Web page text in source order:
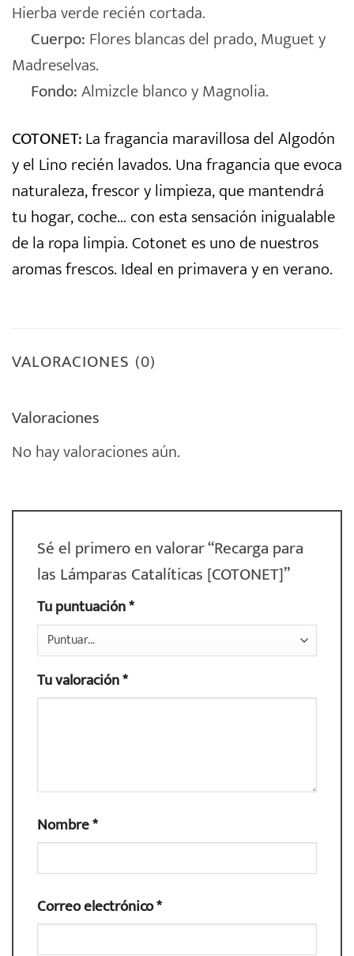
Hierba verde recién cortada.
Cuerpo: Flores blancas del prado, Muguet y
Madreselvas.
Fondo:Almizcle blanco y Magnolia.
COTONET:La fragancia maravillosa del Algodón
y el Lino recién lavados. Una fragancia que evoca
naturaleza, frescor y limpieza, que mantendrá
tu hogar, coche… con esta sensación inigualable
de la ropa limpia. Cotonet es uno de nuestros
aromas frescos. Ideal en primavera y en verano.
VALORACIONES (0)
Valoraciones
No hay valoraciones aún.
Sé el primero en valorar “Recarga para
las Lámparas Catalíticas [COTONET]”
Tu puntuación*
Tu valoración*
Nombre*
Correo electrónico*